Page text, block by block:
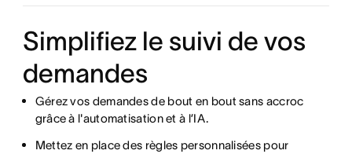
Simplifiez le suivi de vos
demandes
Gérez vos demandes de bout en bout sans accroc
grâce à l'automatisation et à l’IA.
Mettez en place des règles personnalisées pour